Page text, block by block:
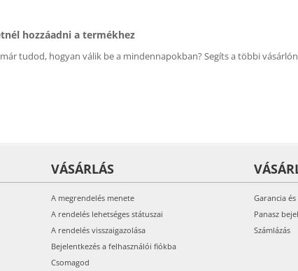
hozzáadni a termékhez
tudod, hogyan válik be a mindennapokban? Segíts a többi
VÁSÁRLÁS
A megrendelés menete
A rendelés lehetséges státuszai
A rendelés visszaigazolása
Bejelentkezés a felhasználói fiókba
Csomagod
Garancia
Panasz
Számlázás